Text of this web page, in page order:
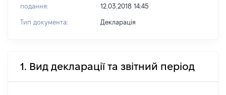
подання:
12.03.2018 14:45
Тип документа: Декларація
1. Вид декларації та звітний період